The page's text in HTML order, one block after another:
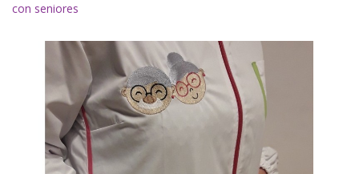
con seniores